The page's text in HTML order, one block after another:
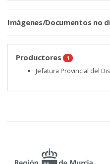
Imágenes/Documentos no
Productores 1
Jefatura Provincial del